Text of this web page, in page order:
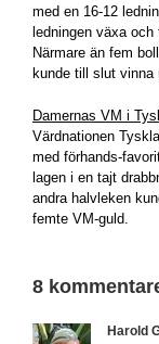
med en 16-12
ledningen växa
Närmare än fem
kunde till slut vinna
Damernas VM i
Värdnationen
med förhands-
lagen i en tajt
andra halvleken
femte VM-guld.
8
Harold